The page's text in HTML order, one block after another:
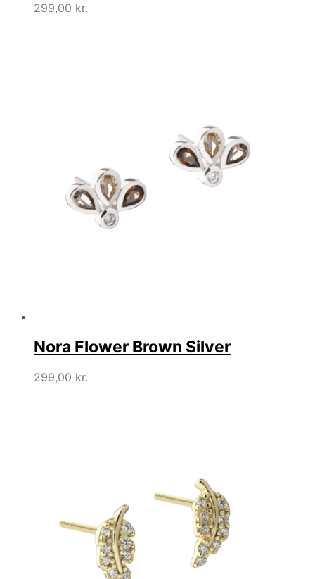
299,00 kr.
Nora Flower Brown Silver
299,00 kr.